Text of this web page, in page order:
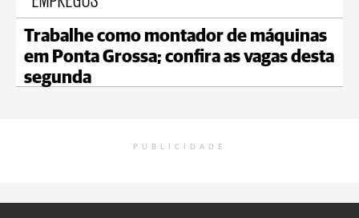
Trabalhe como montador de máquinas
em Ponta Grossa; confira as vagas desta
segunda
PUBLICIDADE